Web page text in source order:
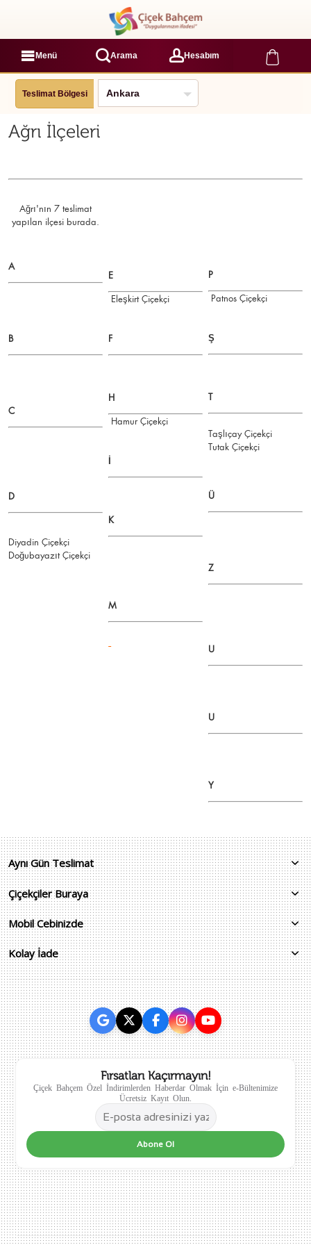
Menü Arama Hesabım
Teslimat Bölgesi
Ağrı İlçeleri
Ağrı'nın 7 teslimat
yapılan ilçesi burada.
A
B
C
D
Diyadin Çiçekçi
Doğubayazıt Çiçekçi
E
Eleşkirt Çiçekçi
F
H
Hamur Çiçekçi
İ
K
M
P
Patnos Çiçekçi
Ş
T
Taşlıçay Çiçekçi
Tutak Çiçekçi
Ü
Z
U
U
Y
Aynı Gün Teslimat
Çiçekçiler Buraya
Mobil Cebinizde
Kolay İade
Fırsatları Kaçırmayın!
Çiçek Bahçem Özel İndirimlerden Haberdar Olmak İçin e-Bültenimize
Ücretsiz Kayıt Olun.
Abone Ol